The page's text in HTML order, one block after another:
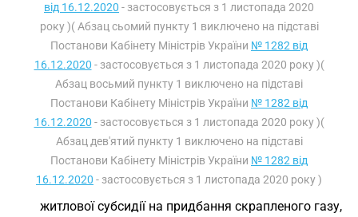
від 16.12.2020 - застосовується з 1 листопада 2020
року )( Абзац сьомий пункту 1 виключено на підставі
Постанови Кабінету Міністрів України № 1282 від
16.12.2020 - застосовується з 1 листопада 2020 року )(
Абзац восьмий пункту 1 виключено на підставі
Постанови Кабінету Міністрів України № 1282 від
16.12.2020 - застосовується з 1 листопада 2020 року )(
Абзац дев'ятий пункту 1 виключено на підставі
Постанови Кабінету Міністрів України № 1282 від
16.12.2020 - застосовується з 1 листопада 2020 року )
житлової субсидії на придбання скрапленого газу,